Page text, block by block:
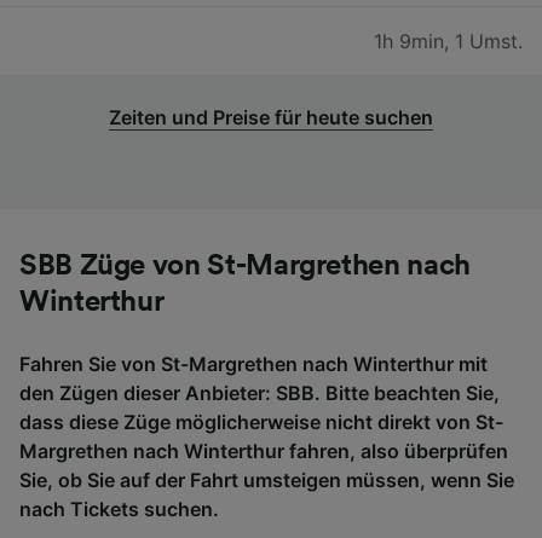
1h 9min, 1 Umst.
Zeiten und Preise für heute suchen
SBB Züge von St-Margrethen nach
Winterthur
Fahren Sie von St-Margrethen nach Winterthur mit
den Zügen dieser Anbieter: SBB. Bitte beachten Sie,
dass diese Züge möglicherweise nicht direkt von St-
Margrethen nach Winterthur fahren, also überprüfen
Sie, ob Sie auf der Fahrt umsteigen müssen, wenn Sie
nach Tickets suchen.